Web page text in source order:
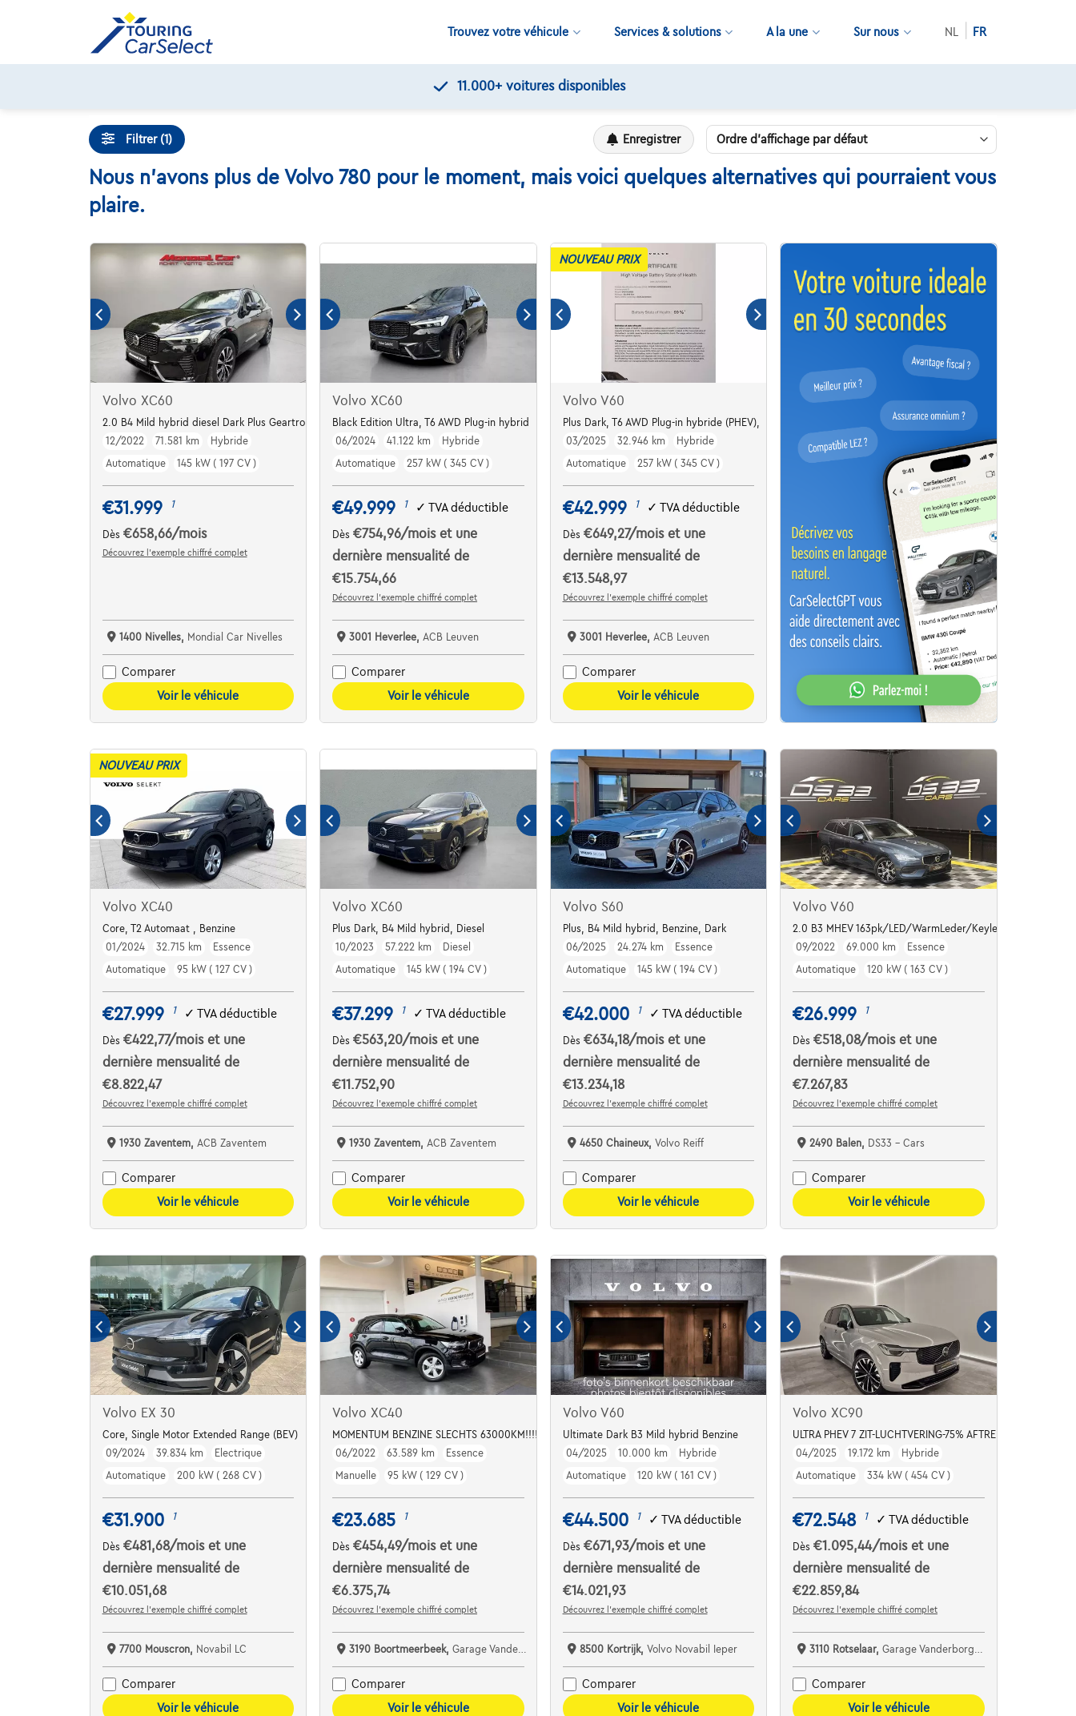
Trouvez votre véhicule Services & solutions A la une Sur nous NL FR
11.000+ voitures disponibles
Filtrer (1) Enregistrer
Nous n'avons plus de Volvo 780 pour le moment, mais voici quelques alternatives qui pourraient vous
plaire.
Volvo XC60
2.0 B4 Mild hybrid diesel Dark Plus Geartronic
12/2022
71.581 km
Hybride
Automatique
145 kW ( 197 CV )
€31.999 1
Dès €658,66/mois
Découvrez l’exemple chiffré complet
1400 Nivelles, Mondial Car Nivelles
Comparer
Voir le véhicule
Volvo XC60
Black Edition Ultra, T6 AWD Plug-in hybrid
06/2024
41.122 km
Hybride
Automatique
257 kW ( 345 CV )
€49.999 1 ✓TVA déductible
Dès€754,96/moiset une
dernière mensualité de
€15.754,66
Découvrez l’exemple chiffré complet
3001 Heverlee, ACB Leuven
Comparer
Voir le véhicule
NOUVEAU PRIX
Volvo V60
Plus Dark, T6 AWD Plug-in hybride (PHEV),
03/2025
32.946 km
Hybride
Automatique
257 kW ( 345 CV )
€42.999 1 ✓ TVA déductible
Dès €649,27/mois et une
dernière mensualité de
€13.548,97
Découvrez l’exemple chiffré complet
3001 Heverlee, ACB Leuven
Comparer
Voir le véhicule
NOUVEAU PRIX
Volvo XC40
Core, T2 Automaat , Benzine
01/2024
32.715 km
Essence
Automatique
95 kW ( 127 CV )
€27.999 1 ✓ TVA déductible
Dès €422,77/mois et une
dernière mensualité de
€8.822,47
Découvrez l’exemple chiffré complet
1930 Zaventem, ACB Zaventem
Comparer
Voir le véhicule
Volvo XC60
Plus Dark, B4 Mild hybrid, Diesel
10/2023
57.222 km
Diesel
Automatique
145 kW ( 194 CV )
€37.299 1 ✓TVA déductible
Dès€563,20/moiset une
dernière mensualité de
€11.752,90
Découvrez l’exemple chiffré complet
1930 Zaventem, ACB Zaventem
Comparer
Voir le véhicule
Volvo S60
Plus, B4 Mild hybrid, Benzine, Dark
06/2025
24.274 km
Essence
Automatique
145 kW ( 194 CV )
€42.000 1 ✓ TVA déductible
Dès €634,18/mois et une
dernière mensualité de
€13.234,18
Découvrez l’exemple chiffré complet
4650 Chaineux, Volvo Reiff
Comparer
Voir le véhicule
Volvo V60
2.0 B3 MHEV 163pk/LED/WarmLeder/Keyless/DodeHoek/C
09/2022
69.000 km
Essence
Automatique
120 kW ( 163 CV )
€26.999 1
Dès€518,08/moiset une
dernière mensualité de
€7.267,83
Découvrez l’exemple chiffré complet
2490 Balen, DS33 - Cars
Comparer
Voir le véhicule
Volvo EX 30
Core, Single Motor Extended Range (BEV)
09/2024
39.834 km
Electrique
Automatique
200 kW ( 268 CV )
€31.900 1
Dès €481,68/mois et une
dernière mensualité de
€10.051,68
Découvrez l’exemple chiffré complet
7700 Mouscron, Novabil LC
Comparer
Voir le véhicule
Volvo XC40
MOMENTUM BENZINE SLECHTS 63000KM!!!!
06/2022
63.589 km
Essence
Manuelle
95 kW ( 129 CV )
€23.685 1
Dès€454,49/moiset une
dernière mensualité de
€6.375,74
Découvrez l’exemple chiffré complet
3190 Boortmeerbeek,Garage Vanderborght Boortmeerbeek
Comparer
Voir le véhicule
Volvo V60
Ultimate Dark B3 Mild hybrid Benzine
04/2025
10.000 km
Hybride
Automatique
120 kW ( 161 CV )
€44.500 1 ✓ TVA déductible
Dès €671,93/mois et une
dernière mensualité de
€14.021,93
Découvrez l’exemple chiffré complet
8500 Kortrijk, Volvo Novabil Ieper
Comparer
Voir le véhicule
Volvo XC90
ULTRA PHEV 7 ZIT-LUCHTVERING-75% AFTREKBAAR!!!!
04/2025
19.172 km
Hybride
Automatique
334 kW ( 454 CV )
€72.548 1 ✓TVA déductible
Dès€1.095,44/moiset une
dernière mensualité de
€22.859,84
Découvrez l’exemple chiffré complet
3110 Rotselaar,Garage Vanderborght Rotselaar
Comparer
Voir le véhicule